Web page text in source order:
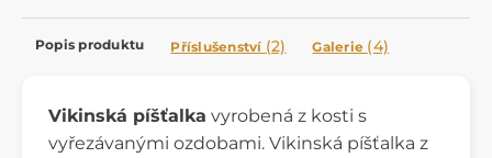
Popis produktu Příslušenství (2) Galerie (4)
Vikinská píšťalka vyrobená z kosti s
vyřezávanými ozdobami. Vikinská píšťalka z